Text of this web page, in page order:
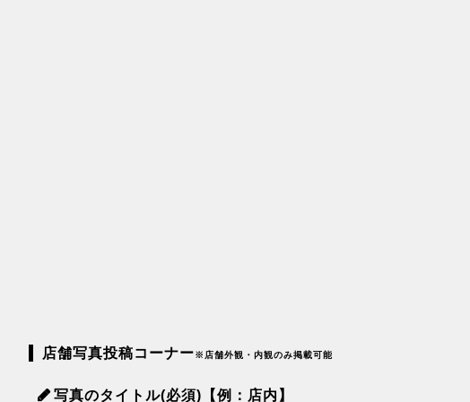
店舗写真投稿コーナー※店舗外観・内観のみ掲載可能
写真のタイトル(必須)【例：店内】